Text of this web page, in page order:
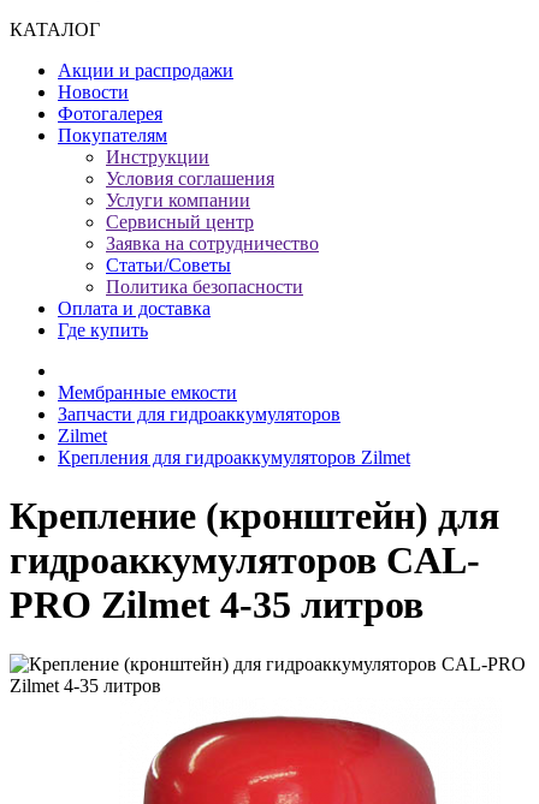
КАТАЛОГ
Акции и распродажи
Новости
Фотогалерея
Покупателям
Инструкции
Условия соглашения
Услуги компании
Сервисный центр
Заявка на сотрудничество
Статьи/Советы
Политика безопасности
Оплата и доставка
Где купить
Мембранные емкости
Запчасти для гидроаккумуляторов
Zilmet
Крепления для гидроаккумуляторов Zilmet
Крепление (кронштейн) для
гидроаккумуляторов CAL-
PRO Zilmet 4-35 литров